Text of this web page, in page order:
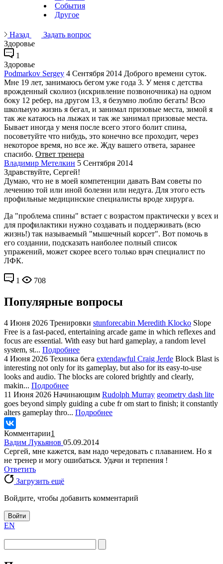
События
Другое
Назад
Задать вопрос
Здоровье
1
Здоровье
Podmarkov Sergey 4 Сентября 2014 Доброго времени суток.
Мне 19 лет, занимаюсь бегом уже года 3. У меня с детства
врожденный сколиоз (искривление позвоночника) на одном
боку 12 ребер, на другом 13, я безумно люблю бегать! Всю
школьную жизнь я бегал, и занимал призовые места, зимой я
так же катаюсь на лыжах и так же занимал призовые места.
Бывает иногда у меня после всего этого болит спина,
посоветуйте что нибудь, это конечно все проходит, через
некоторое время, но все же. Жду вашего ответа, заранее
спасибо. Ответ тренера
Владимир Метелкин 5 Сентября 2014
Здравствуйте, Сергей!
Думаю, что не в моей компетенции давать Вам советы по
лечению той или иной болезни или недуга. Для этого есть
профильные медицинские специалисты вроде хирурга.
Да "проблема спины" встает с возрастом практически у всех и
для профилактики нужно создавать и поддерживать (всю
жизнь!) так называемый "мышечный корсет". Вот помочь в
его создании, подсказать наиболее полный список
упражений, может скорее всего только врач специалист по
ЛФК.
1 708
Популярные вопросы
4 Июня 2026 Тренировки stunforecabin Meredith Klocko Slope
Free is a fast-paced, entertaining arcade game in which reflexes and
focus are essential. With easy but hard gameplay, a random level
system, st... Подробнее
4 Июня 2026 Техника бега extendawful Craig Jerde Block Blast is
interesting not only for its gameplay, but also for its easy-to-use
looks and audio. The blocks are colored brightly and clearly,
makin... Подробнее
11 Июня 2026 Начинающим Rudolph Murray geometry dash lite
goes beyond simply guiding a cube fr om start to finish; it constantly
alters gameplay thro... Подробнее
Комментарии1
Вадим Лукьянов 05.09.2014
Сергей, мне кажется, вам надо чередовать с плаванием. Но я
не тренер и могу ошибаться. Удачи и терпения !
Ответить
Загрузить ещё
Войдите, чтобы добавить комментарий
Войти
EN